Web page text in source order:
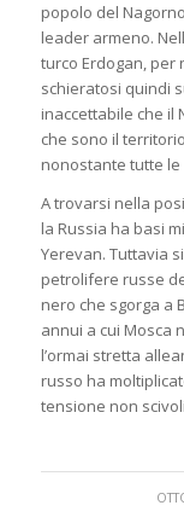
popolo del
leader armeno.
turco Erdogan, per
schieratosi quindi
inaccettabile che il
che sono il
nonostante tutte
A trovarsi nella
la Russia ha basi
Yerevan. Tuttavia
petrolifere russe
nero che sgorga a
annui a cui Mosca
l’ormai stretta
russo ha
tensione non